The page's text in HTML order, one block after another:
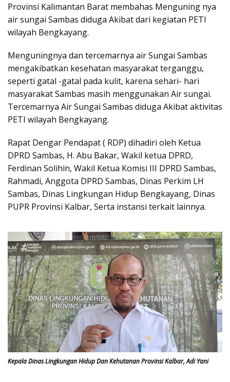
Provinsi Kalimantan Barat membahas Menguning nya
air sungai Sambas diduga Akibat dari kegiatan PETI
wilayah Bengkayang.
Menguningnya dan tercemarnya air Sungai Sambas
mengakibatkan kesehatan masyarakat terganggu,
seperti gatal -gatal pada kulit, karena sehari- hari
masyarakat Sambas masih menggunakan Air sungai.
Tercemarnya Air Sungai Sambas diduga Akibat aktivitas
PETI wilayah Bengkayang.
Rapat Dengar Pendapat ( RDP) dihadiri oleh Ketua
DPRD Sambas, H. Abu Bakar, Wakil ketua DPRD,
Ferdinan Solihin, Wakil Ketua Komisi III DPRD Sambas,
Rahmadi, Anggota DPRD Sambas, Dinas Perkim LH
Sambas, Dinas Lingkungan Hidup Bengkayang, Dinas
PUPR Provinsi Kalbar, Serta instansi terkait lainnya.
Kepala Dinas Lingkungan Hidup Dan Kehutanan Provinsi Kalbar, Adi Yani